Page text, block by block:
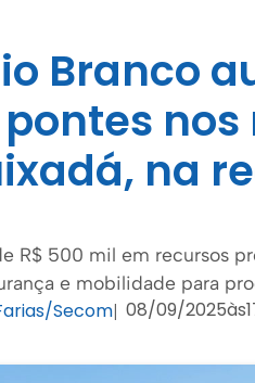
Branco
na
R$ 500 mil em recursos
e mobilidade para
Secom| 08/09/2025às